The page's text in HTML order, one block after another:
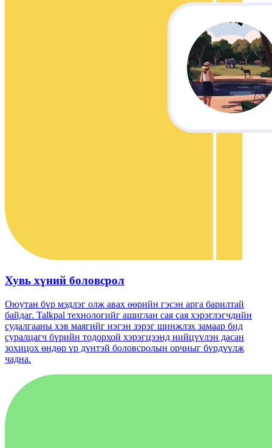
Хувь хүний ​​боловсрол
Оюутан бүр мэдлэг олж авах өөрийн гэсэн арга барилтай
байдаг. Talkpal технологийг ашиглан сая сая хэрэглэгчдийн
судалгааны хэв маягийг нэгэн зэрэг шинжлэх замаар бид
суралцагч бүрийн тодорхой хэрэгцээнд нийцүүлэн дасан
зохицох өндөр үр дүнтэй боловсролын орчныг бүрдүүлж
чадна.